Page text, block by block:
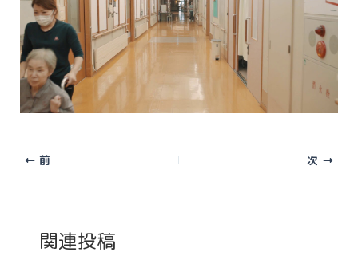
前 次
関連投稿